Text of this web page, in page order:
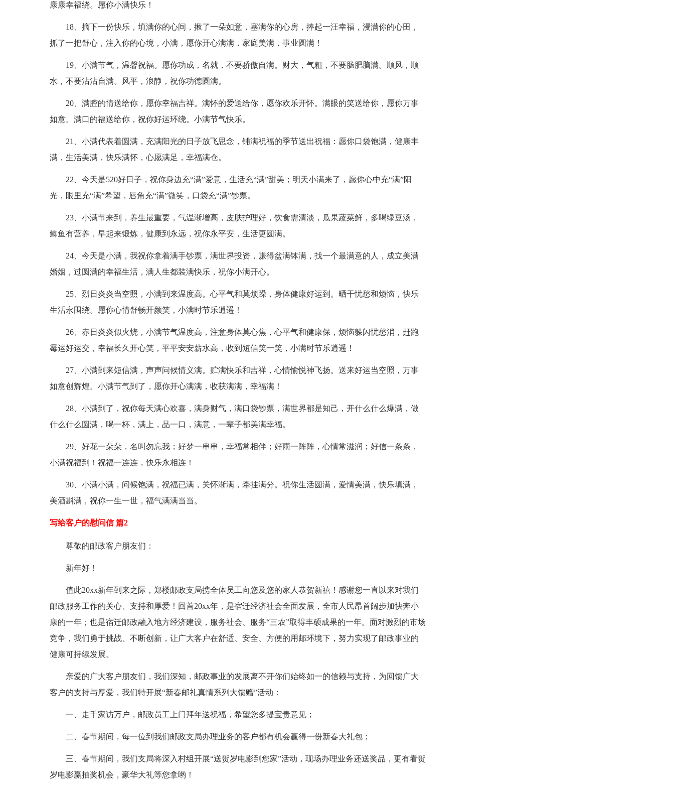
康康幸福绕。愿你小满快乐！
18、摘下一份快乐，填满你的心间，揪了一朵如意，塞满你的心房，捧起一汪幸福，浸满你的心田，
抓了一把舒心，注入你的心境，小满，愿你开心满满，家庭美满，事业圆满！
19、小满节气，温馨祝福。愿你功成，名就，不要骄傲自满。财大，气粗，不要肠肥脑满。顺风，顺
水，不要沾沾自满。风平，浪静，祝你功德圆满。
20、满腔的情送给你，愿你幸福吉祥。满怀的爱送给你，愿你欢乐开怀。满眼的笑送给你，愿你万事
如意。满口的福送给你，祝你好运环绕。小满节气快乐。
21、小满代表着圆满，充满阳光的日子放飞思念，铺满祝福的季节送出祝福：愿你口袋饱满，健康丰
满，生活美满，快乐满怀，心愿满足，幸福满仓。
22、今天是520好日子，祝你身边充“满”爱意，生活充“满”甜美；明天小满来了，愿你心中充“满”阳
光，眼里充“满”希望，唇角充“满”微笑，口袋充“满”钞票。
23、小满节来到，养生最重要，气温渐增高，皮肤护理好，饮食需清淡，瓜果蔬菜鲜，多喝绿豆汤，
鲫鱼有营养，早起来锻炼，健康到永远，祝你永平安，生活更圆满。
24、今天是小满，我祝你拿着满手钞票，满世界投资，赚得盆满钵满，找一个最满意的人，成立美满
婚姻，过圆满的幸福生活，满人生都装满快乐，祝你小满开心。
25、烈日炎炎当空照，小满到来温度高。心平气和莫烦躁，身体健康好运到。晒干忧愁和烦恼，快乐
生活永围绕。愿你心情舒畅开颜笑，小满时节乐逍遥！
26、赤日炎炎似火烧，小满节气温度高，注意身体莫心焦，心平气和健康保，烦恼躲闪忧愁消，赶跑
霉运好运交，幸福长久开心笑，平平安安薪水高，收到短信笑一笑，小满时节乐逍遥！
27、小满到来短信满，声声问候情义满。贮满快乐和吉祥，心情愉悦神飞扬。送来好运当空照，万事
如意创辉煌。小满节气到了，愿你开心满满，收获满满，幸福满！
28、小满到了，祝你每天满心欢喜，满身财气，满口袋钞票，满世界都是知己，开什么什么爆满，做
什么什么圆满，喝一杯，满上，品一口，满意，一辈子都美满幸福。
29、好花一朵朵，名叫勿忘我；好梦一串串，幸福常相伴；好雨一阵阵，心情常滋润；好信一条条，
小满祝福到！祝福一连连，快乐永相连！
30、小满小满，问候饱满，祝福已满，关怀渐满，牵挂满分。祝你生活圆满，爱情美满，快乐填满，
美酒斟满，祝你一生一世，福气满满当当。
写给客户的慰问信 篇2
尊敬的邮政客户朋友们：
新年好！
值此20xx新年到来之际，郑楼邮政支局携全体员工向您及您的家人恭贺新禧！感谢您一直以来对我们
邮政服务工作的关心、支持和厚爱！回首20xx年，是宿迁经济社会全面发展，全市人民昂首阔步加快奔小
康的一年；也是宿迁邮政融入地方经济建设，服务社会、服务“三农”取得丰硕成果的一年。面对激烈的市场
竞争，我们勇于挑战、不断创新，让广大客户在舒适、安全、方便的用邮环境下，努力实现了邮政事业的
健康可持续发展。
亲爱的广大客户朋友们，我们深知，邮政事业的发展离不开你们始终如一的信赖与支持，为回馈广大
客户的支持与厚爱，我们特开展“新春邮礼真情系列大馈赠”活动：
一、走千家访万户，邮政员工上门拜年送祝福，希望您多提宝贵意见；
二、春节期间，每一位到我们邮政支局办理业务的客户都有机会赢得一份新春大礼包；
三、春节期间，我们支局将深入村组开展“送贺岁电影到您家”活动，现场办理业务还送奖品，更有看贺
岁电影赢抽奖机会，豪华大礼等您拿哟！